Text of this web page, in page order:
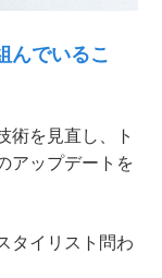
んでいるこ
術を見直し、ト
アップデートを
タイリスト問わ